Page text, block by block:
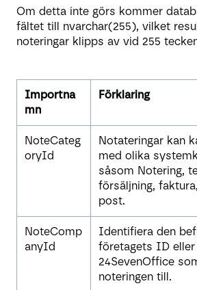
Om detta inte görs kommer
fältet till nvarchar(255), vilket
noteringar klipps av vid 255
Importna
mn
Förklaring
NoteCateg
oryId
Notateringar kan
med olika
såsom Notering,
försäljning,
post.
NoteComp
anyId
Identifiera den
företagets ID eller
24SevenOffice
noteringen till.